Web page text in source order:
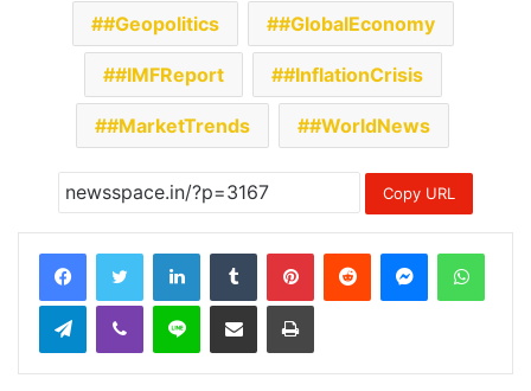
#Geopolitics #GlobalEconomy
#IMFReport #InflationCrisis
#MarketTrends #WorldNews
Copy URL
LinkedInTumblr PinterestReddit Messenger
TelegramViber Line Share via Email Print